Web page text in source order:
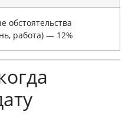
обстоятельства
работа) — 12%